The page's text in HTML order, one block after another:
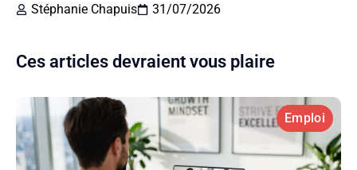
Stéphanie Chapuis
31/07/2026
Ces articles devraient vous plaire
Emploi